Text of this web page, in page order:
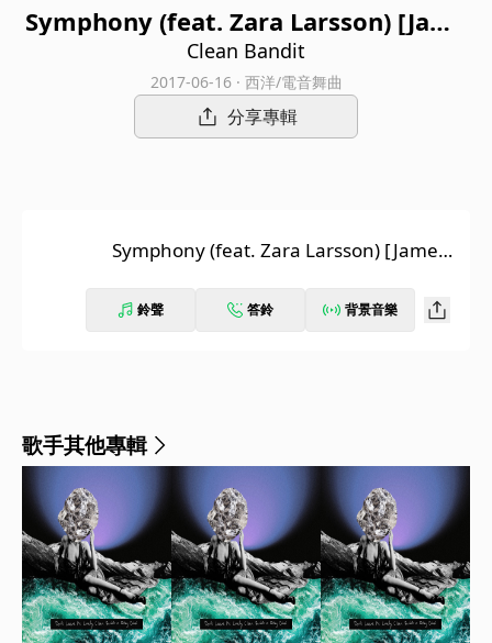
Symphony (feat. Zara Larsson) [Jame
s Hype Remix]
Clean Bandit
2017-06-16 · 西洋/電音舞曲
分享專輯
Symphony (feat. Zara Larsson) [James
鈴聲 答鈴 背景音樂
歌手其他專輯